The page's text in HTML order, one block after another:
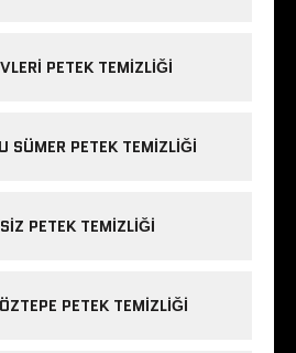
PETEK TEMIZLIĞI
SÜMER PETEK TEMIZLIĞI
PETEK TEMIZLIĞI
PETEK TEMIZLIĞI